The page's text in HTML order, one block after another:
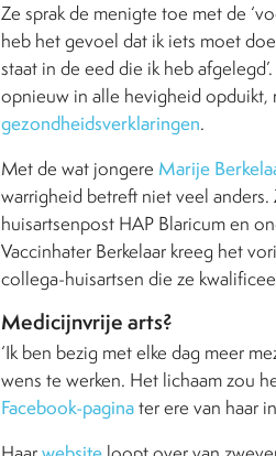
Ze sprak de menigte toe met de
heb het gevoel dat ik iets moet
staat in de eed die ik heb
opnieuw in alle hevigheid opduikt,
gezondheidsverklaringen.
Met de wat jongere Marije
warrigheid betreft niet veel anders.
huisartsenpost HAP Blaricum en
Vaccinhater Berkelaar kreeg het
collega-huisartsen die ze
Medicijnvrije arts?
‘Ik ben bezig met elke dag meer
wens te werken. Het lichaam zou
Facebook-paginater ere van haar